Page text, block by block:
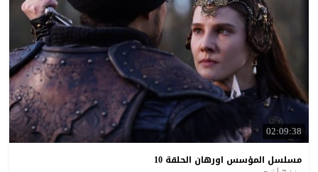
02:09:38
مسلسل المؤسس اورهان الحلقة 10